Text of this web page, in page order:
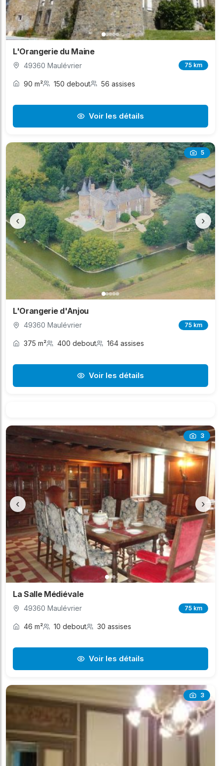
L'Orangerie du Maine
49360 Maulévrier 75 km
90 m² 150 debout 56 assises
Voir les détails
5
‹ ›
L'Orangerie d'Anjou
49360 Maulévrier 75 km
375 m² 400 debout 164 assises
Voir les détails
3
‹ ›
La Salle Médiévale
49360 Maulévrier 75 km
46 m² 10 debout 30 assises
Voir les détails
3